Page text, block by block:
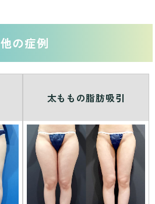
他の症例
太ももの脂肪吸引